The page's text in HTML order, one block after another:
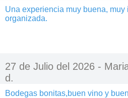
Una experiencia muy buena, muy
organizada.
27 de Julio del 2026 -
d.
Bodegas bonitas,buen vino y